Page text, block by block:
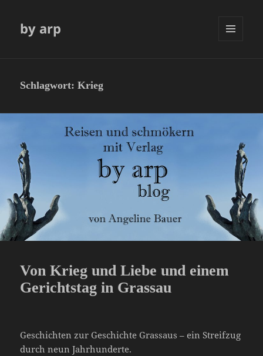
by arp
Schlagwort:Krieg
Von Krieg und Liebe und einem
Gerichtstag in Grassau
Geschichten zur Geschichte Grassaus – ein Streifzug
durch neun Jahrhunderte.